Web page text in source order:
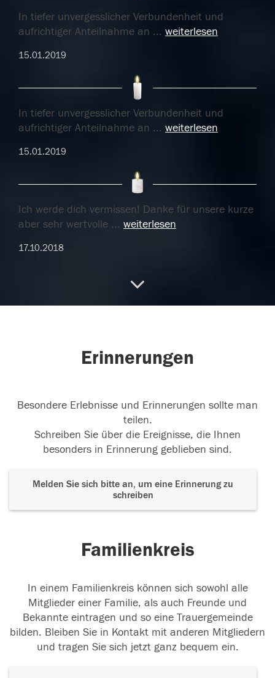
In tiefer unvergesslicher Verbundenheit und
aufrichtiger Anteilnahme an ... weiterlesen
15.01.2019
In tiefer unvergesslicher Verbundenheit und
aufrichtiger Anteilnahme an ... weiterlesen
15.01.2019
Ich werde dich vermissen! Danke für unsere kurze
aber sehr wertvolle ... weiterlesen
17.10.2018
Ich werde dich vermissen! Danke für unsere kurze
12.10.2018
Erinnerungen
Besondere Erlebnisse und Erinnerungen sollte man
teilen.
Schreiben Sie über die Ereignisse, die Ihnen
besonders in Erinnerung geblieben sind.
Melden Sie sich bitte an, um eine Erinnerung zu
schreiben
Familienkreis
In einem Familienkreis können sich sowohl alle
Mitglieder einer Familie, als auch Freunde und
Bekannte eintragen und so eine Trauergemeinde
bilden. Bleiben Sie in Kontakt mit anderen Mitgliedern
und tragen Sie sich jetzt ganz bequem ein.